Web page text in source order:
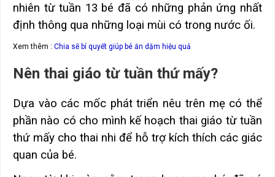
nhiên từ tuần 13 bé đã có những phản ứng nhất
định thông qua những loại mùi có trong nước ối.
Xem thêm : Chia sẽ bí quyết giúp bé ăn dặm hiệu quả
Nên thai giáo từ tuần thứ mấy?
Dựa vào các mốc phát triển nêu trên mẹ có thể
phần nào có cho mình kế hoạch thai giáo từ tuần
thứ mấy cho thai nhi để hỗ trợ kích thích các giác
quan của bé.